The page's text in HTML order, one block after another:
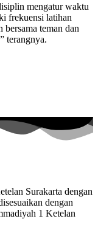
mengatur waktu
frekuensi latihan
bersama teman dan
terangnya.
Surakarta dengan
dengan
1 Ketelan